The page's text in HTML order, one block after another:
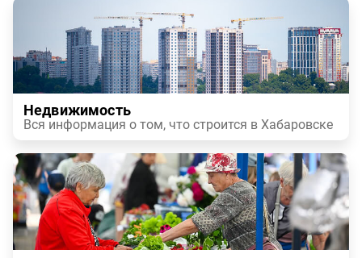
Недвижимость
Вся информация о том, что строится в Хабаровске